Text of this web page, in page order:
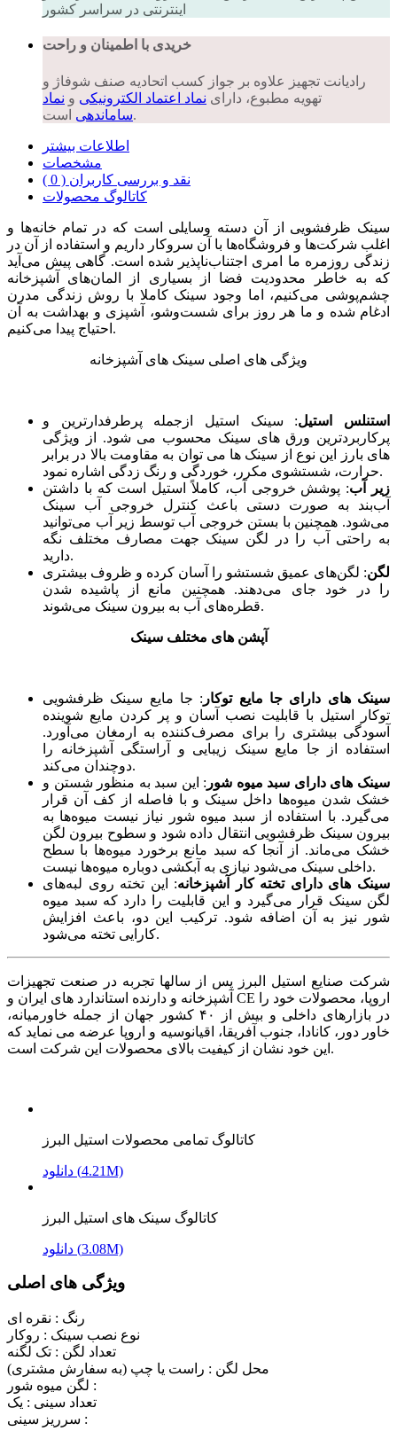
اینترنتی در سراسر کشور
خریدی با اطمینان و راحت
رادیانت تجهیز علاوه بر جواز کسب اتحادیه صنف شوفاژ و
تهویه مطبوع، دارای نماد اعتماد الکترونیکی و نماد
ساماندهیاست.
اطلاعات بیشتر
مشخصات
نقد و بررسی کاربران ( 0 )
کاتالوگ محصولات
سینک ظرفشویی از آن دسته وسایلی است که در تمام خانه‌ها و
اغلب شرکت‌ها و فروشگاه‌ها با آن سروکار داریم و استفاده از آن در
زندگی روزمره ما امری اجتناب‌ناپذیر شده است. گاهی پیش می‌آید
که به خاطر محدودیت فضا از بسیاری از المان‌های آشپزخانه
چشم‌پوشی می‌کنیم، اما وجود سینک کاملا با روش زندگی مدرن
ادغام شده و ما هر روز برای شست‌وشو، آشپزی و بهداشت به آن
احتیاج پیدا می‌کنیم.
ویژگی های اصلی سینک های آشپزخانه
استنلس استیل: سینک استیل ازجمله پرطرفدارترین و
پرکاربردترین ورق های سینک محسوب می شود. از ویژگی
های بارز این نوع از سینک ها می توان به مقاومت بالا در برابر
حرارت، شستشوی مکرر، خوردگی و رنگ زدگی اشاره نمود.
زیر آب: پوشش خروجی آب، کاملاً استیل است که با داشتن
آب‌بند به صورت دستی باعث کنترل خروجی آب سینک
می‌شود. همچنین با بستن خروجی آب توسط زیر آب می‌توانید
به راحتی آب را در لگن سینک جهت مصارف مختلف نگه
‌دارید.
لگن: لگن‌های عمیق شستشو را آسان کرده و ظروف بیشتری
را در خود جای می‌دهند. همچنین مانع از پاشیده شدن
قطره‌های آب به بیرون سینک می‌شوند.
آپشن های مختلف سینک
سینک های دارای جا مایع توکار : جا مایع سینک ظرفشویی
توکار استیل با قابلیت نصب آسان و پر کردن مایع شوینده
آسودگی بیشتری را برای مصرف‌کننده به ارمغان می‌آورد.
استفاده از جا مایع سینک زیبایی و آراستگی آشپزخانه را
دوچندان می‌کند.
سینک های دارای سبد میوه شور : این سبد به منظور شستن و
خشک شدن میوه‌ها داخل سینک و با فاصله از کف آن قرار
می‌گیرد. با استفاده از سبد میوه شور نیاز نیست میوه‌ها به
بیرون سینک ظرفشویی انتقال داده شود و سطوح بیرون لگن
خشک می‌ماند. از آنجا که سبد مانع برخورد میوه‌ها با سطح
داخلی سینک می‌شود نیازی به آبکشی دوباره میوه‌ها نیست.
سینک های دارای تخته کار آشپزخانه: این تخته روی لبه‌های
لگن سینک قرار می‌گیرد و این قابلیت را دارد که سبد میوه
شور نیز به آن اضافه شود. ترکیب این دو، باعث افزایش
کارایی تخته می‌شود.
شرکت صنایع استیل البرز پس از سالها تجربه در صنعت تجهیزات
آشپزخانه و دارنده استاندارد های ایران و CE اروپا، محصولات خود را
در بازارهای داخلی و بیش از ۴۰ کشور جهان از جمله خاورمیانه،
خاور دور، کانادا، جنوب آفریقا، اقیانوسیه و اروپا عرضه می نماید که
این خود نشان از کیفیت بالای محصولات این شرکت است.
کاتالوگ تمامی محصولات استیل البرز
دانلود (4.21M)
کاتالوگ سینک های استیل البرز
دانلود (3.08M)
ویژگی های اصلی
رنگ : نقره ای
نوع نصب سینک : روکار
تعداد لگن : تک لگنه
محل لگن : راست یا چپ (به سفارش مشتری)
لگن میوه شور :
تعداد سینی : یک
سرریز سینی :